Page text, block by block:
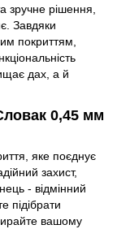
зручне рішення,
Завдяки
покриттям,
дах, а й
0,45 мм
яке поєднує
захист,
- відмінний
підібрати
вашому